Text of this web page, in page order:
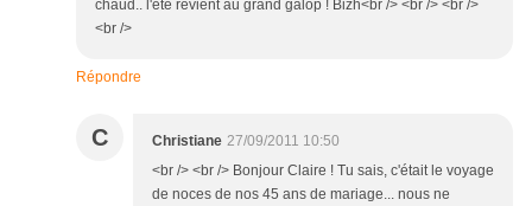
chaud.. l'été revient au grand galop ! Bizh<br /> <br /> <br />
<br />
Répondre
C Christiane 27/09/2011 10:50
<br /> <br /> Bonjour Claire ! Tu sais, c'était le voyage
de noces de nos 45 ans de mariage... nous ne